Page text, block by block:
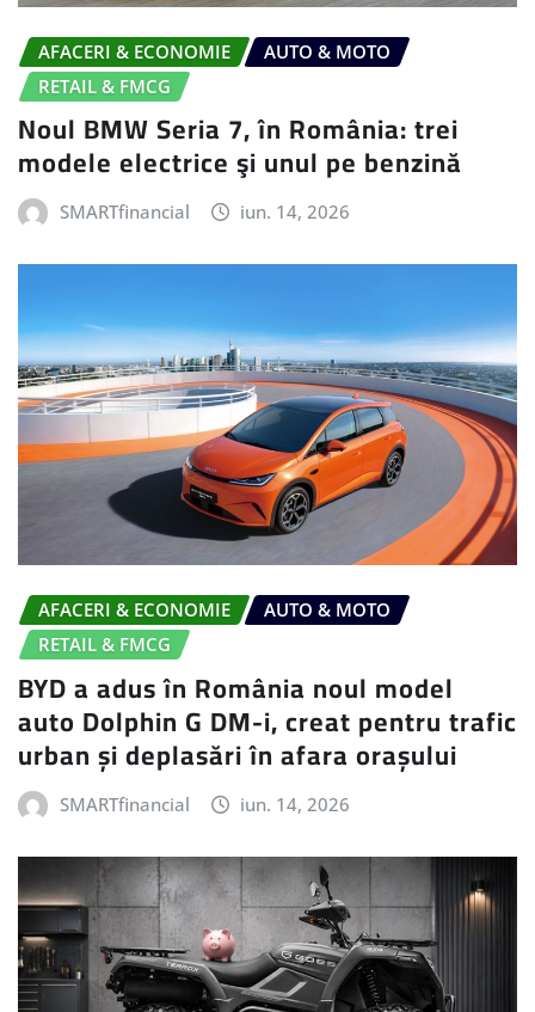
AFACERI & ECONOMIE
AUTO & MOTO
RETAIL & FMCG
Noul BMW Seria 7, în România: trei
modele electrice şi unul pe benzină
SMARTfinancial iun. 14, 2026
AFACERI & ECONOMIE
AUTO & MOTO
RETAIL & FMCG
BYD a adus în România noul model
auto Dolphin G DM-i, creat pentru trafic
urban și deplasări în afara orașului
SMARTfinancial iun. 14, 2026